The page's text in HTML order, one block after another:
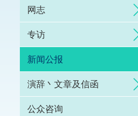
网志
专访
新闻公报
演辞丶文章及信函
公众咨询